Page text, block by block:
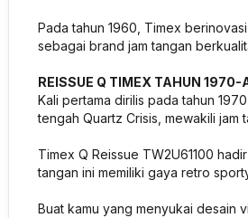
Pada tahun 1960, Timex
sebagai brand jam tangan
REISSUE Q TIMEX TAHUN 1970-
Kali pertama dirilis pada tahun
tengah Quartz Crisis, mewakili
Timex Q Reissue TW2U61100
tangan ini memiliki gaya retro
Buat kamu yang menyukai desain